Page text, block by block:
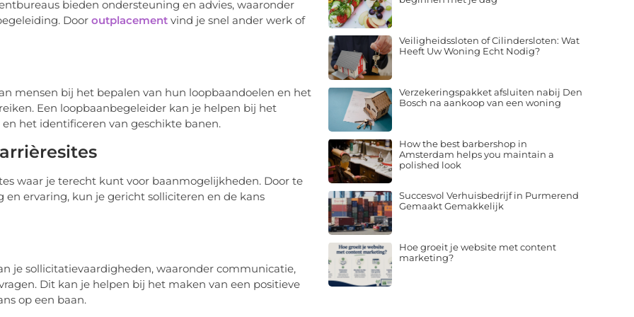
bieden ondersteuning en advies, waaronder
Door outplacement vind je snel ander werk of
mensen bij het bepalen van hun loopbaandoelen en het
Een loopbaanbegeleider kan je helpen bij het
het identificeren van geschikte banen.
waar je terecht kunt voor baanmogelijkheden. Door te
ervaring, kun je gericht solliciteren en de kans
je sollicitatievaardigheden, waaronder communicatie,
Dit kan je helpen bij het maken van een positieve
op een baan.
Veiligheidssloten of Cilindersloten: Wat
Heeft Uw Woning Echt Nodig?
Verzekeringspakket afsluiten nabij Den
Bosch na aankoop van een woning
How the best barbershop in
Amsterdam helps you maintain a
polished look
Succesvol Verhuisbedrijf in Purmerend
Gemaakt Gemakkelijk
Hoe groeit je website met content
marketing?